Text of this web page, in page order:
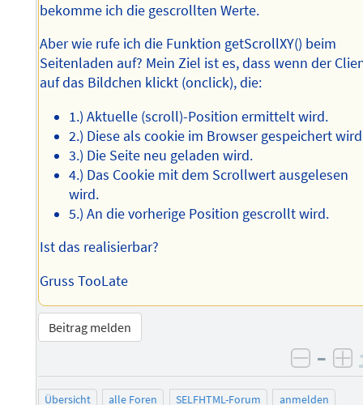
bekomme ich die gescrollten Werte.
Aber wie rufe ich die Funktion getScrollXY() beim
Seitenladen auf? Mein Ziel ist es, dass wenn der
auf das Bildchen klickt (onclick), die:
1.) Aktuelle (scroll)-Position ermittelt wird.
2.) Diese als cookie im Browser gespeichert
3.) Die Seite neu geladen wird.
4.) Das Cookie mit dem Scrollwert ausgelesen
wird.
5.) An die vorherige Position gescrollt wird.
Ist das realisierbar?
Gruss TooLate
Beitrag melden
–
Übersicht alle Foren SELFHTML-Forum
anmelden